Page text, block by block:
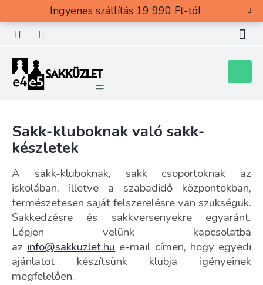
tartalomhoz
Ingyenes szállítás 19 990 Ft-tól
Sakk-kluboknak való sakk-
készletek
A sakk-kluboknak, sakk csoportoknak az
iskolában, illetve a szabadidő központokban,
természetesen saját felszerelésre van szükségük.
Sakkedzésre és sakkversenyekre egyaránt.
Lépjen velünk kapcsolatba
azinfo@sakkuzlet.hu e-mail címen, hogy egyedi
ajánlatot készítsünk klubja igényeinek
megfelelően.